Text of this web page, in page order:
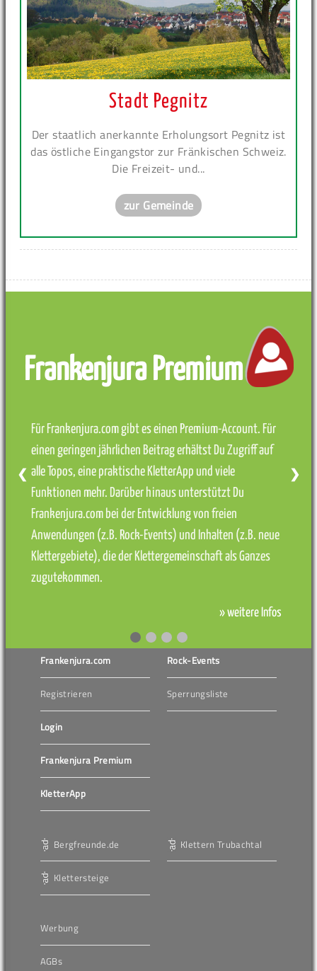
Stadt Pegnitz
Der staatlich anerkannte Erholungsort Pegnitz ist
das östliche Eingangstor zur Fränkischen Schweiz.
Die Freizeit- und...
zur Gemeinde
Frankenjura Premium
Für Frankenjura.com gibt es einen Premium-Account. Für
einen geringen jährlichen Beitrag erhältst Du Zugriff auf
alle Topos, eine praktische KletterApp und viele
Funktionen mehr. Darüber hinaus unterstützt Du
Frankenjura.com bei der Entwicklung von freien
Anwendungen (z.B. Rock-Events) und Inhalten (z.B. neue
Klettergebiete), die der Klettergemeinschaft als Ganzes
zugutekommen.
» weitere Infos
❮ ❯
Frankenjura.com
Registrieren
Login
Frankenjura Premium
KletterApp
Rock-Events
Sperrungsliste
Bergfreunde.de
Klettersteige
Klettern Trubachtal
Werbung
AGBs